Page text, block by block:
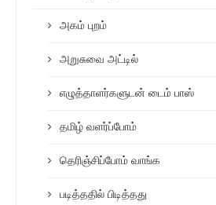
அகம் புறம்
அறுசுவை அட்டில்
எழுத்தாளர்களுடன் டைம் பாஸ்
தமிழ் வளர்ப்போம்
தெரிஞ்சிப்போம் வாங்க
படித்ததில் பிடித்தது